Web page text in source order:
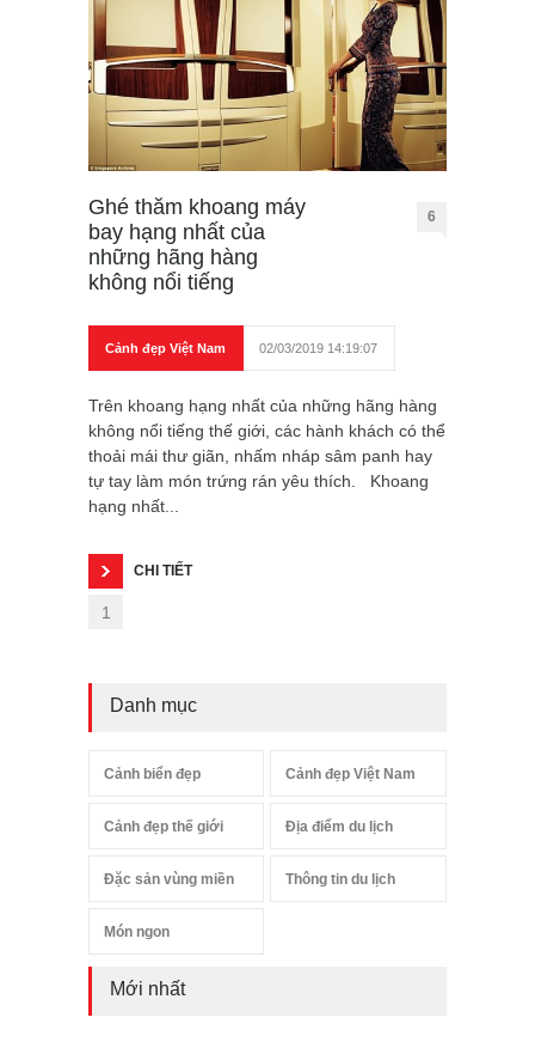
Ghé thăm khoang máy
bay hạng nhất của
những hãng hàng
không nổi tiếng
6
Cảnh đẹp Việt Nam 02/03/2019 14:19:07
Trên khoang hạng nhất của những hãng hàng
không nổi tiếng thế giới, các hành khách có thể
thoải mái thư giãn, nhấm nháp sâm panh hay
tự tay làm món trứng rán yêu thích. Khoang
hạng nhất...
CHI TIẾT
1
Danh mục
Cảnh biển đẹp Cảnh đẹp Việt Nam
Cảnh đẹp thế giới Địa điểm du lịch
Đặc sản vùng miền Thông tin du lịch
Món ngon
Mới nhất